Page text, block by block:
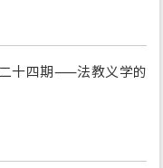
十四期——法教义学的